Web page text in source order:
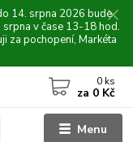
14. srpna 2026 bude
v čase 13-18 hod.
za pochopení, Markéta
Menu
0 ks
za 0 Kč